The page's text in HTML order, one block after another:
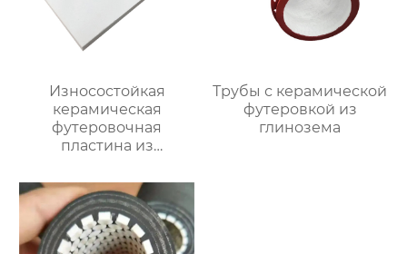
Износостойкая
керамическая
футеровочная
пластина из
Трубы с керамической
футеровкой из
глинозема